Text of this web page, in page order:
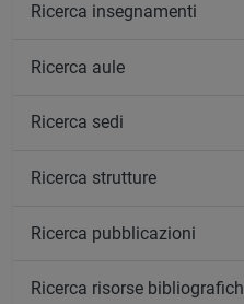
Ricerca insegnamenti
Ricerca aule
Ricerca sedi
Ricerca strutture
Ricerca pubblicazioni
Ricerca risorse